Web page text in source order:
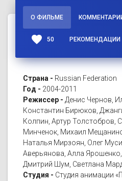
О ФИЛЬМЕ
favorite 50 РЕКОМЕНДАЦИИ
Страна - Russian Federation
Год - 2004-2011
Режиссер - Денис Чернов,
Константин Бирюков,
Колпин, Артур Толстобров,
Минченок, Михаил
Наталья Мирзоян, Олег
Аверьянова, Алла
Дмитрий Шум, Светлана
Студия - Студия анимации